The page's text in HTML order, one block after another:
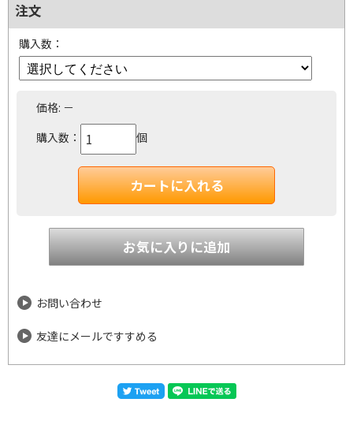
注文
購入数：
価格: －
購入数：
個
お問い合わせ
友達にメールですすめる